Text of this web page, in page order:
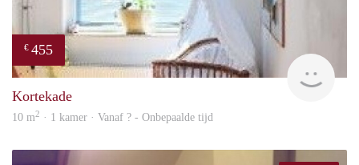
€ 455
Kortekade
10 m2 · 1 kamer · Vanaf ? - Onbepaalde tijd